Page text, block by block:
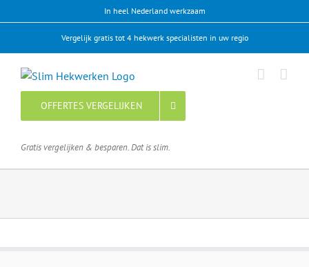
naar
In heel Nederland werkzaam
Vergelijk gratis tot 4 hekwerk specialisten in uw regio
OFFERTES VERGELIJKEN
Gratis vergelijken & besparen. Dat is slim.